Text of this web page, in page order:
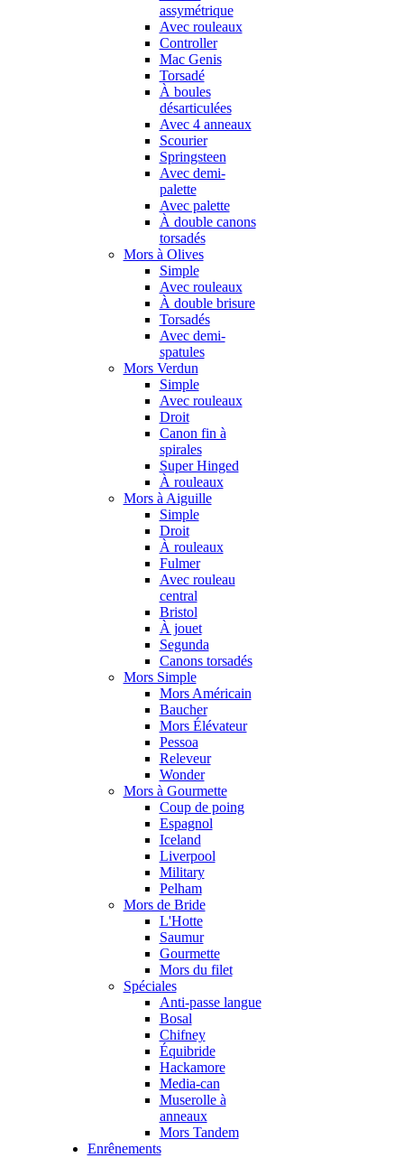
assymétrique
Avec rouleaux
Controller
Mac Genis
Torsadé
À boules
désarticulées
Avec 4 anneaux
Scourier
Springsteen
Avec demi-
palette
Avec palette
À double canons
torsadés
Mors à Olives
Simple
Avec rouleaux
À double brisure
Torsadés
Avec demi-
spatules
Mors Verdun
Simple
Avec rouleaux
Droit
Canon fin à
spirales
Super Hinged
À rouleaux
Mors à Aiguille
Simple
Droit
À rouleaux
Fulmer
Avec rouleau
central
Bristol
À jouet
Segunda
Canons torsadés
Mors Simple
Mors Américain
Baucher
Mors Élévateur
Pessoa
Releveur
Wonder
Mors à Gourmette
Coup de poing
Espagnol
Iceland
Liverpool
Military
Pelham
Mors de Bride
L'Hotte
Saumur
Gourmette
Mors du filet
Spéciales
Anti-passe langue
Bosal
Chifney
Équibride
Hackamore
Media-can
Muserolle à
anneaux
Mors Tandem
Enrênements